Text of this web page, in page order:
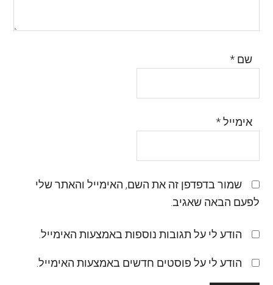
שם*
אימייל*
שמור בדפדפן זה את השם, האימייל והאתר שלי
לפעם הבאה שאגיב.
הודע לי על תגובות נוספות באמצעות האימייל.
הודע לי על פוסטים חדשים באמצעות האימייל.